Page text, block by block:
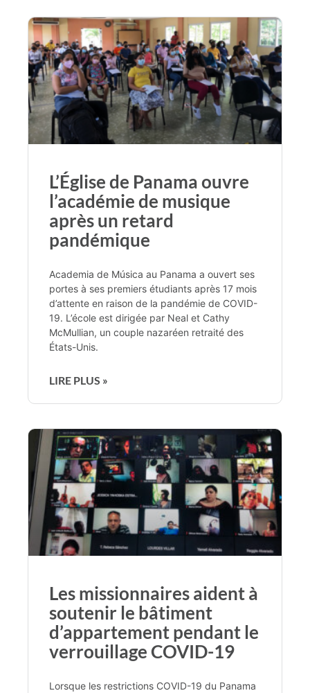
L’Église de Panama ouvre
l’académie de musique
après un retard
pandémique
Academia de Música au Panama a ouvert ses
portes à ses premiers étudiants après 17 mois
d’attente en raison de la pandémie de COVID-
19. L’école est dirigée par Neal et Cathy
McMullian, un couple nazaréen retraité des
États-Unis.
LIRE PLUS »
Les missionnaires aident à
soutenir le bâtiment
d’appartement pendant le
verrouillage COVID-19
Lorsque les restrictions COVID-19 du Panama